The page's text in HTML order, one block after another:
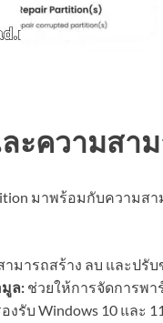
ะความสา
มาพร้อมกับความ
ามารถสร้าง ลบ และปรั
ล: ช่วยให้การจัดการพ
งรับ Windows 10 และ